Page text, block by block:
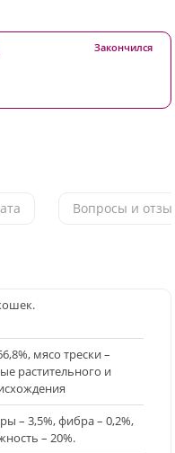
Закончился
Вопросы и
мясо трески –
растительного и
– 3,5%, фибра – 0,2%,
– 20%.